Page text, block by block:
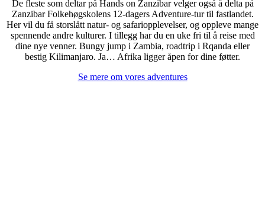
De fleste som deltar på Hands on Zanzibar velger også å delta på
Zanzibar Folkehøgskolens 12-dagers Adventure-tur til fastlandet.
Her vil du få storslått natur- og safariopplevelser, og oppleve mange
spennende andre kulturer. I tillegg har du en uke fri til å reise med
dine nye venner. Bungy jump i Zambia, roadtrip i Rqanda eller
bestig Kilimanjaro. Ja… Afrika ligger åpen for dine føtter.
Se mere om vores adventures